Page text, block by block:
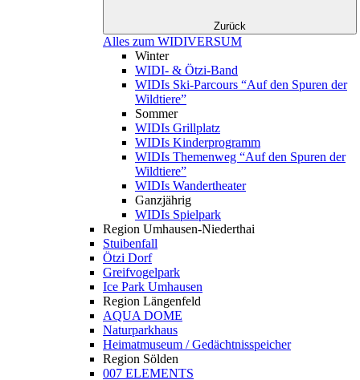
Zurück
Alles zum WIDIVERSUM
Winter
WIDI- & Ötzi-Band
WIDIs Ski-Parcours “Auf den Spuren der
Wildtiere”
Sommer
WIDIs Grillplatz
WIDIs Kinderprogramm
WIDIs Themenweg “Auf den Spuren der
Wildtiere”
WIDIs Wandertheater
Ganzjährig
WIDIs Spielpark
Region Umhausen-Niederthai
Stuibenfall
Ötzi Dorf
Greifvogelpark
Ice Park Umhausen
Region Längenfeld
AQUA DOME
Naturparkhaus
Heimatmuseum / Gedächtnisspeicher
Region Sölden
007 ELEMENTS